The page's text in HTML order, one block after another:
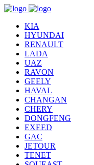
KIA
HYUNDAI
RENAULT
LADA
UAZ
RAVON
GEELY
HAVAL
CHANGAN
CHERY
DONGFENG
EXEED
GAC
JETOUR
TENET